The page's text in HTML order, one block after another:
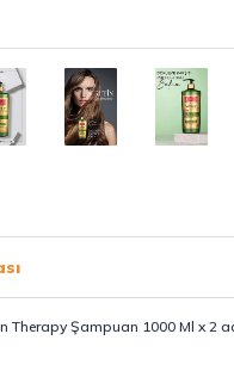
Therapy Şampuan 1000 Ml x 2